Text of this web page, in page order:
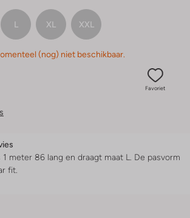
L XL XXL
(nog) niet beschikbaar.
Favoriet
1 meter 86 lang en draagt maat L. De pasvorm
fit